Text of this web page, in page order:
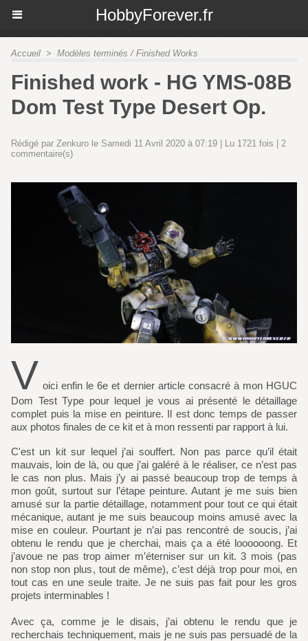
HobbyForever.fr
Accueil > Modèles terminés / Finished Works
Finished work - HG YMS-08B
Dom Test Type Desert Op.
Rédigé par Zenkuro le Samedi 11 Avril 2020 à 07:19 | Lu 1721 fois | 2
commentaire(s)
V oici enfin le 6e et dernier article consacré à mon HGUC
Dom Test Type pour lequel je vous ai présenté le détaillage
complet puis la mise en peinture. Il est donc temps de passer
aux photos finales de ce kit et à mon ressenti par rapport à lui.
C'est un kit sur lequel j’ai souffert. Non pas parce qu’il était
mauvais, loin de là, ou que j’ai galéré à le réaliser, ce n’est pas
le cas non plus. Mais j’y ai passé beaucoup trop de temps à
mon goût, surtout sur l’étape peinture. Autant je me suis bien
amusé sur la partie détaillage, notamment pour tout ce qui était
mécanique, autant je me suis beaucoup moins amusé avec la
mise en couleur. Pourtant je n’ai pas rencontré de soucis, j’ai
obtenu le rendu que je cherchai, mais ça a été loooooong. Et
j’avoue ne pas trop aimer m’éterniser sur un kit. 3 mois (pas
non stop non plus, tout de même), c’est déjà trop pour moi, en
tout cas en une seule traite. Je ne suis pas fait pour les gros
projets interminables !
Avec ça, comme je le disais, j’ai obtenu le rendu que je
recherchais techniquement, mais je ne suis pas persuadé de la